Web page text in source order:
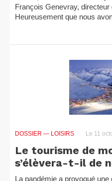
François Genevray,
Heureusement que nous
DOSSIER — LOISIRS Le 11
Le tourisme de
s’élèvera-t-il de
La pandémie a provoqué